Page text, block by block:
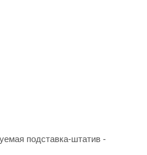
подставка-штатив -